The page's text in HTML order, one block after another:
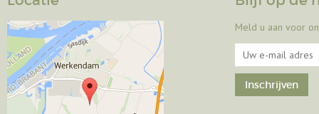
Meld u aan voor